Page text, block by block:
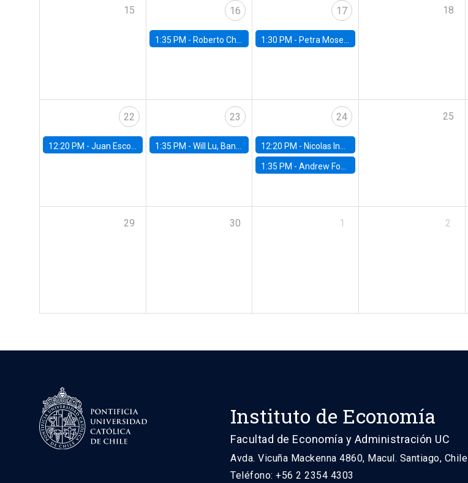
15 16
1:35 PM - Roberto Chang, Rutgers University
17
1:30 PM - Petra Moser, NYU Stern
18
22
12:20 PM - Juan Escobar, Universidad de Chile
23
1:35 PM - Will Lu, Banco Central de Chile
24
12:20 PM - Nicolas Inostroza, Rotman School of Management, University of Toronto
1:35 PM -Andrew Foster, Brown University
25
29 30 1 2
Instituto de Economía
Facultad de Economía y Administración UC
Avda. Vicuña Mackenna 4860, Macul. Santiago, Chile
Teléfono: +56 2 2354 4303